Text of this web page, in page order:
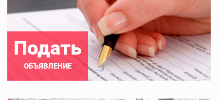
Подать
ОБЪЯВЛЕНИЕ